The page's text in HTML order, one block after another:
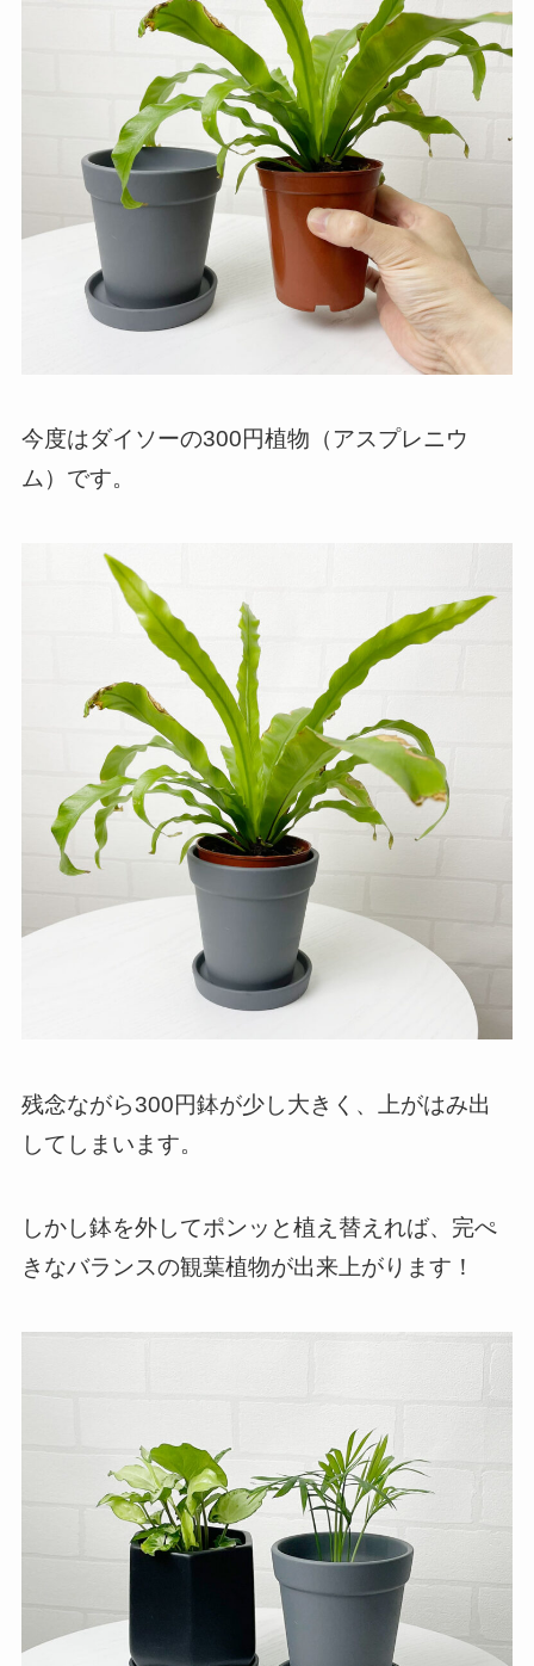
今度はダイソーの300円植物（アスプレニウ
ム）です。
残念ながら300円鉢が少し大きく、上がはみ出
してしまいます。
しかし鉢を外してポンッと植え替えれば、完ぺ
きなバランスの観葉植物が出来上がります！